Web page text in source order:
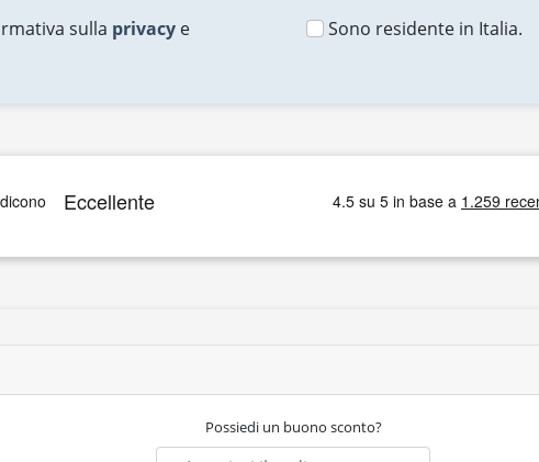
sulla privacy e
Sono residente in Italia.
Possiedi un buono sconto?